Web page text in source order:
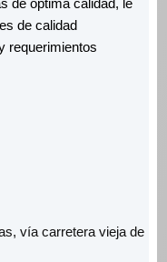
de óptima calidad, le
de calidad
requerimientos
vía carretera vieja de